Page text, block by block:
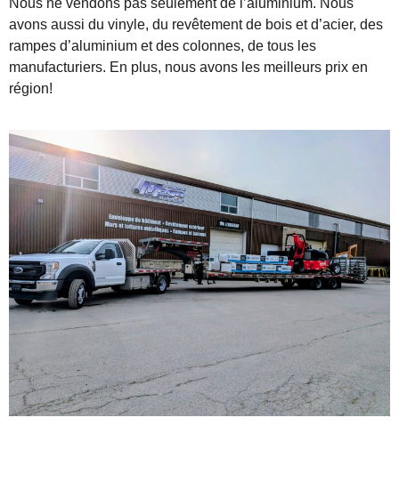
avons aussi du vinyle, du revêtement de bois et d’acier, des
rampes d’aluminium et des colonnes, de tous les
manufacturiers. En plus, nous avons les meilleurs prix en
région!